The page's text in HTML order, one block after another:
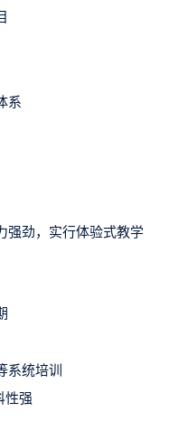
系
强劲，实行体验式教学
系统培训
性强